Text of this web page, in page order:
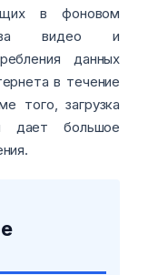
в фоновом
видео и
данных
в течение
того, загрузка
дает большое